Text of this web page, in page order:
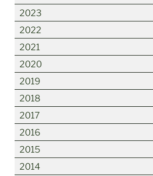
2023
2022
2021
2020
2019
2018
2017
2016
2015
2014